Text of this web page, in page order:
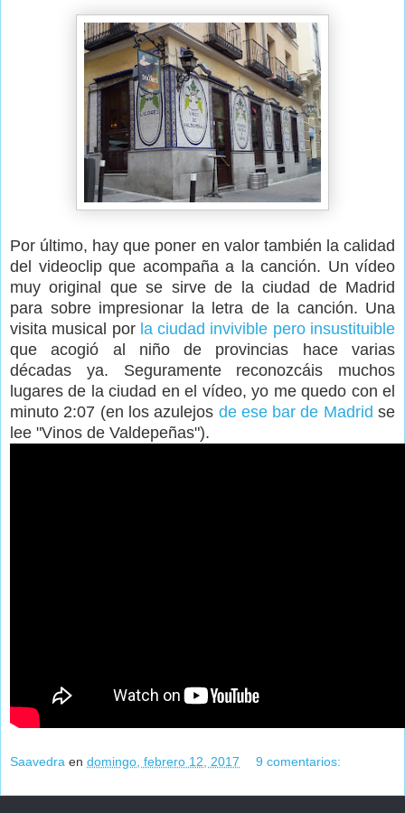
Por último, hay que poner en valor también la calidad
del videoclip que acompaña a la canción. Un vídeo
muy original que se sirve de la ciudad de Madrid
para sobre impresionar la letra de la canción. Una
visita musical por la ciudad invivible pero insustituible
que acogió al niño de provincias hace varias
décadas ya. Seguramente reconozcáis muchos
lugares de la ciudad en el vídeo, yo me quedo con el
minuto 2:07 (en los azulejos de ese bar de Madrid se
lee "Vinos de Valdepeñas").
Saavedra en domingo, febrero 12, 2017 9 comentarios: